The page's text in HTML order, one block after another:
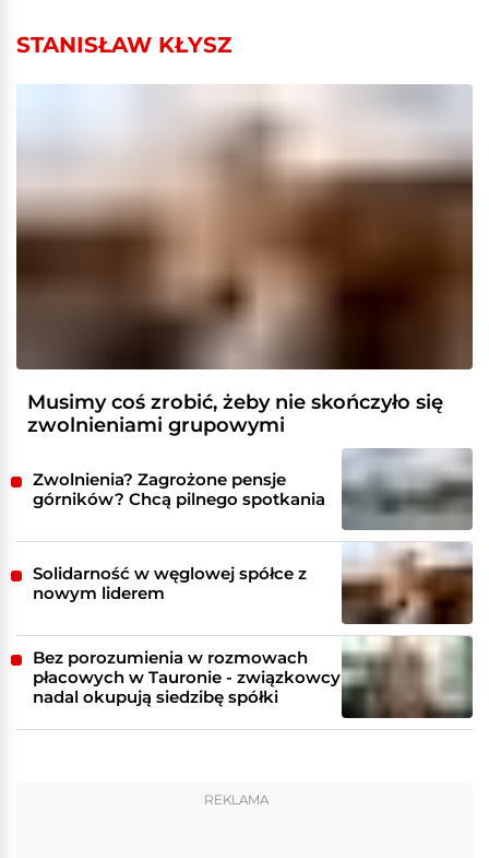
STANISŁAW KŁYSZ
Musimy coś zrobić, żeby nie skończyło się
zwolnieniami grupowymi
Zwolnienia? Zagrożone pensje
górników? Chcą pilnego spotkania
Solidarność w węglowej spółce z
nowym liderem
Bez porozumienia w rozmowach
płacowych w Tauronie - związkowcy
nadal okupują siedzibę spółki
REKLAMA